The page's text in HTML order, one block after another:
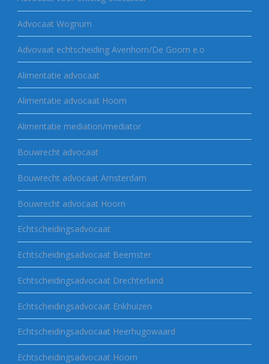
Advocaat Wognum
Advovaat echtscheiding Avenhorn/De Goorn e.o
Alimentatie advocaat
Alimentatie advocaat Hoorn
Alimentatie mediation/mediator
Bouwrecht advocaat
Bouwrecht advocaat Amsterdam
Bouwrecht advocaat Hoorn
Echtscheidingsadvocaat
Echtscheidingsadvocaat Beemster
Echtscheidingsadvocaat Drechterland
Echtscheidingsadvocaat Enkhuizen
Echtscheidingsadvocaat Heerhugowaard
Echtscheidingsadvocaat Hoorn